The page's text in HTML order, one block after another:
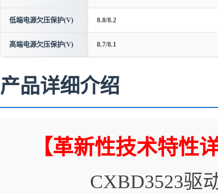
低端电源欠压保护(V) 8.8/8.2
高端电源欠压保护(V) 8.7/8.1
产品详细介绍
【革新性技术特性
CXBD3523驱动